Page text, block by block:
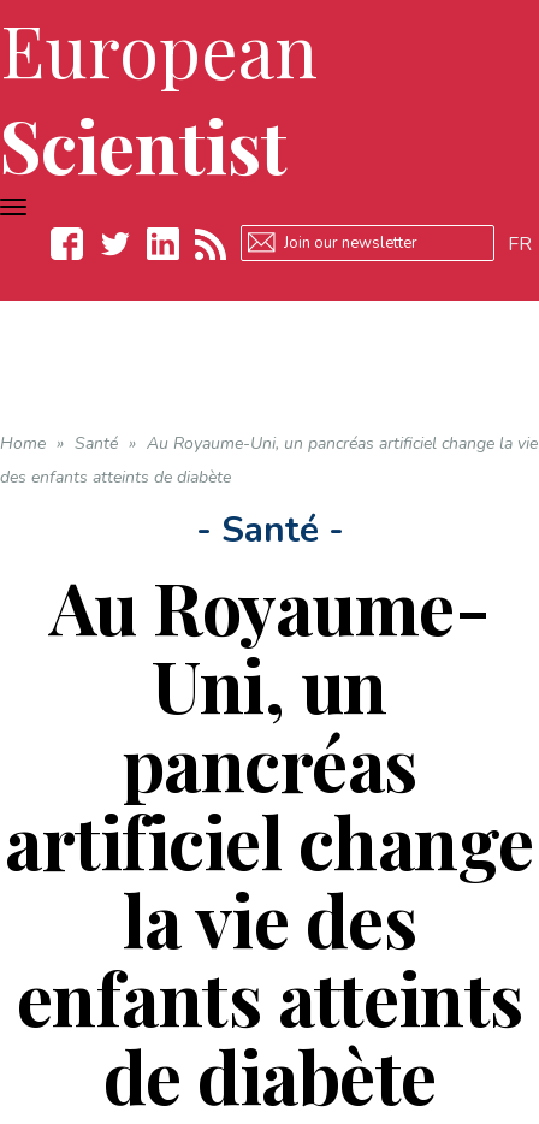
European
Scientist
FR
TOGGLE
NAVIGATION
Home » Santé » Au Royaume-Uni, un pancréas artificiel change la vie
des enfants atteints de diabète
- Santé -
Au Royaume-
Uni, un
pancréas
artificiel change
la vie des
enfants atteints
de diabète